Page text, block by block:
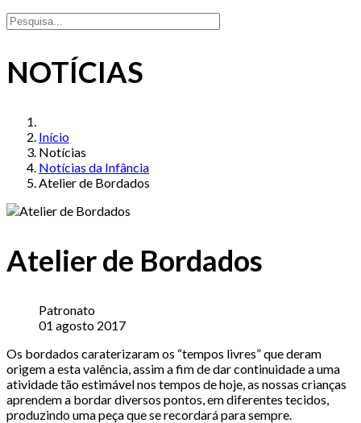
NOTÍCIAS
Início
Notícias
Notícias da Infância
Atelier de Bordados
Atelier de Bordados
Patronato
01 agosto 2017
Os bordados caraterizaram os “tempos livres” que deram
origem a esta valência, assim a fim de dar continuidade a uma
atividade tão estimável nos tempos de hoje, as nossas crianças
aprendem a bordar diversos pontos, em diferentes tecidos,
produzindo uma peça que se recordará para sempre.